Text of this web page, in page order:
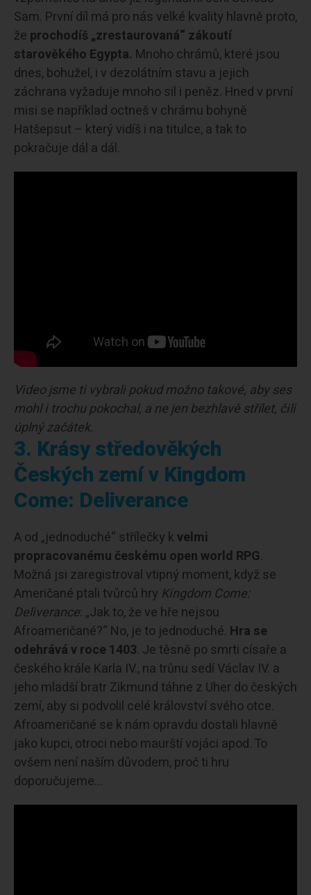
Sam. První díl má pro nás velké kvality hlavně proto,
že prochodíš „zrestaurovaná“ zákoutí
starověkého Egypta. Mnoho chrámů, které jsou
dnes, bohužel, i v dezolátním stavu a jejich
záchrana vyžaduje mnoho sil i peněz. Hned v první
misi se například octneš v chrámu bohyně
Hatšepsut – který vidíš i na titulce, a tak to
pokračuje dál a dál.
Video jsme ti vybrali pokud možno takové, aby ses
mohl i trochu pokochal, a ne jen bezhlavě střílet, čili
úplný začátek.
3. Krásy středověkých
Českých zemí v Kingdom
Come: Deliverance
A od „jednoduché“ střílečky kvelmi
propracovanému českému open world RPG.
Možná jsi zaregistroval vtipný moment, když se
Američané ptali tvůrců hry Kingdom Come:
Deliverance: „Jak to, že ve hře nejsou
Afroameričané?“ No, je to jednoduché. Hra se
odehrává v roce 1403. Je těsně po smrti císaře a
českého krále Karla IV., na trůnu sedí Václav IV. a
jeho mladší bratr Zikmund táhne z Uher do českých
zemí, aby si podvolil celé království svého otce.
Afroameričané se k nám opravdu dostali hlavně
jako kupci, otroci nebo maurští vojáci apod. To
ovšem není naším důvodem, proč ti hru
doporučujeme…